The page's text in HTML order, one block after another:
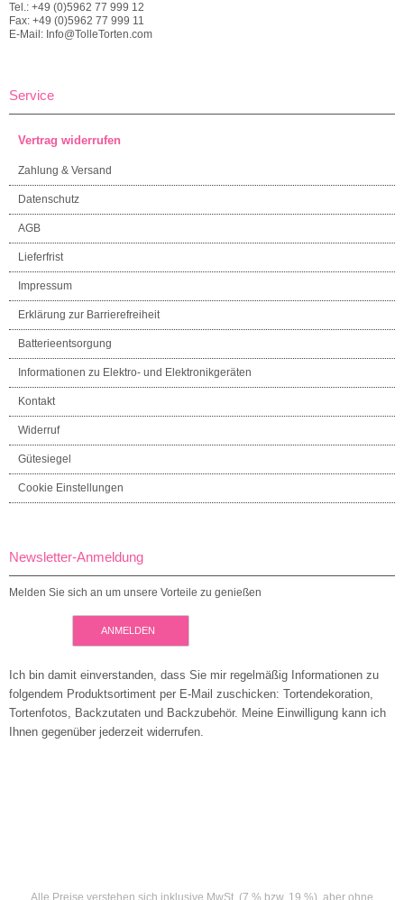
Tel.: +49 (0)5962 77 999 12
Fax: +49 (0)5962 77 999 11
E-Mail: Info@TolleTorten.com
Service
Vertrag widerrufen
Zahlung & Versand
Datenschutz
AGB
Lieferfrist
Impressum
Erklärung zur Barrierefreiheit
Batterieentsorgung
Informationen zu Elektro- und Elektronikgeräten
Kontakt
Widerruf
Gütesiegel
Cookie Einstellungen
Newsletter-Anmeldung
Melden Sie sich an um unsere Vorteile zu genießen
ANMELDEN
Ich bin damit einverstanden, dass Sie mir regelmäßig Informationen zu
folgendem Produktsortiment per E-Mail zuschicken: Tortendekoration,
Tortenfotos, Backzutaten und Backzubehör. Meine Einwilligung kann ich
Ihnen gegenüber jederzeit widerrufen.
Alle Preise verstehen sich inklusive MwSt. (7 % bzw. 19 %), aber ohne